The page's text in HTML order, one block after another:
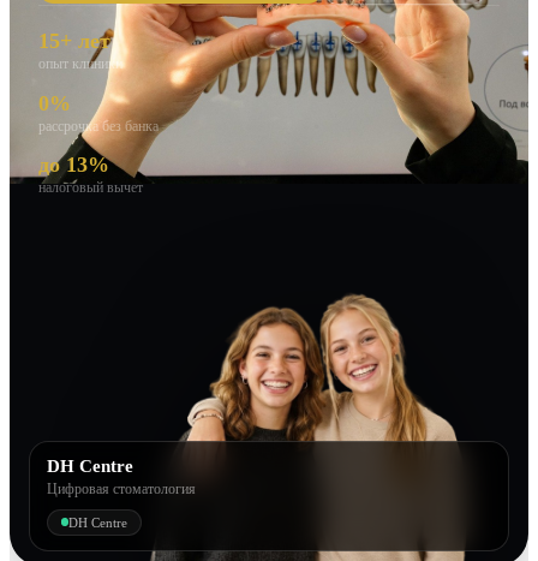
15+ лет
опыт клиники
0%
рассрочка без банка
до 13%
налоговый вычет
DH Centre
Цифровая стоматология
DH Centre